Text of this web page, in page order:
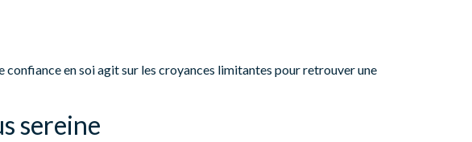
confiance en soi agit sur les croyances limitantes pour retrouver une
sereine